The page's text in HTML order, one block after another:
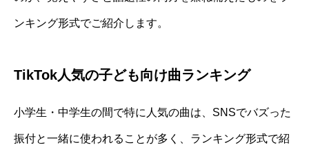
ンキング形式でご紹介します。
TikTok人気の子ども向け曲ランキング
小学生・中学生の間で特に人気の曲は、SNSでバズった
振付と一緒に使われることが多く、ランキング形式で紹